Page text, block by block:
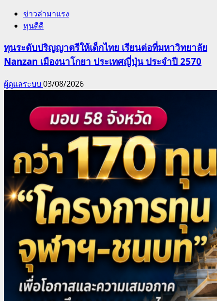
ข่าวล่ามาแรง
ทุนดีดี
ทุนระดับปริญญาตรีให้เด็กไทย เรียนต่อที่มหาวิทยาลัย
Nanzan เมืองนาโกยา ประเทศญี่ปุ่น ประจำปี 2570
ผู้ดูแลระบบ 03/08/2026